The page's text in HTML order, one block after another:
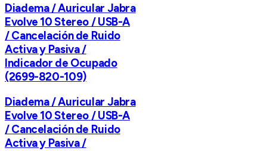
Diadema / Auricular Jabra
Evolve 10 Stereo / USB-A
/ Cancelación de Ruido
Activa y Pasiva /
Indicador de Ocupado
(2699-820-109)
Diadema / Auricular Jabra
Evolve 10 Stereo / USB-A
/ Cancelación de Ruido
Activa y Pasiva /